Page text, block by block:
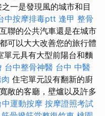
一是發現風的城市和目
中按摩排毒ptt 逢甲 整骨
聯的公共汽車還是在城市
可以大大改善您的旅行體
元具有大型前陽台和麵
台中整骨神醫 台中 中醫
住宅單元設有翻新的廚
敞的客廳，壁爐以及許多
中運動按摩 按摩證照考試